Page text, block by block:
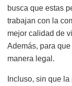
busca que estas
trabajan con la
mejor calidad de
Además, para
manera legal.
Incluso, sin que